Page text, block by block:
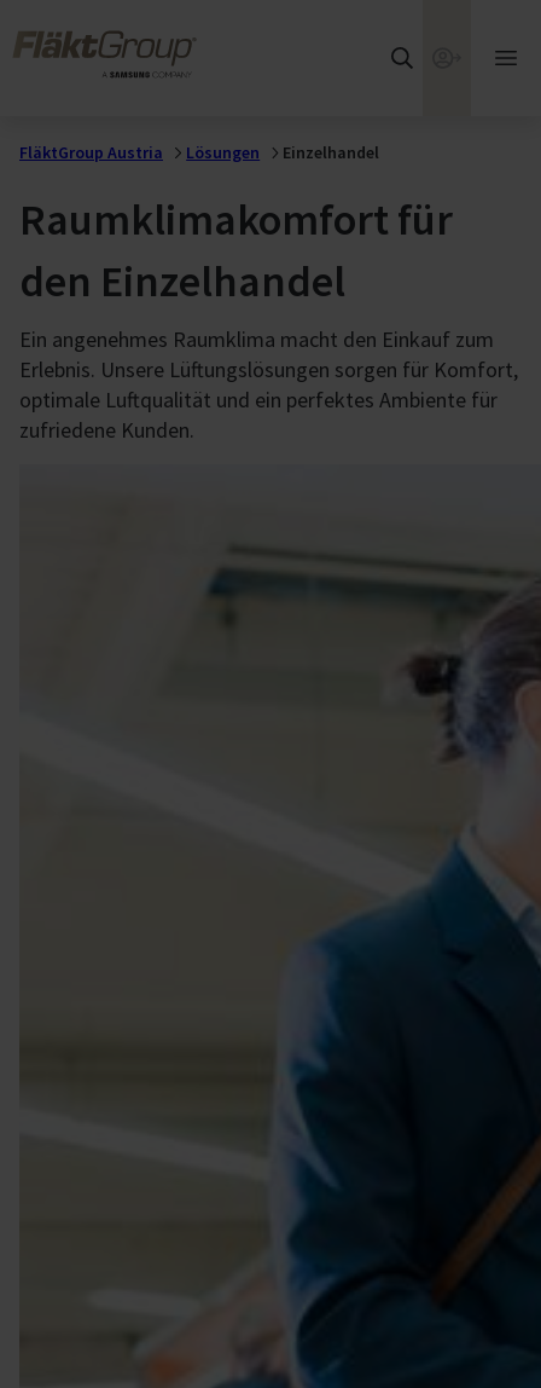
Webshop
FläktGroup Austria Lösungen Einzelhandel
Raumklimakomfort für
den Einzelhandel
Ein angenehmes Raumklima macht den Einkauf zum
Erlebnis. Unsere Lüftungslösungen sorgen für Komfort,
optimale Luftqualität und ein perfektes Ambiente für
zufriedene Kunden.